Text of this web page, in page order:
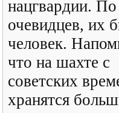
нацгвардии.
очевидцев, их
человек.
что на шахте с
советских
хранятся